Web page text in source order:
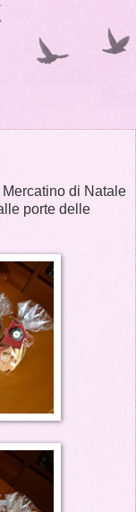
di Natale
porte delle